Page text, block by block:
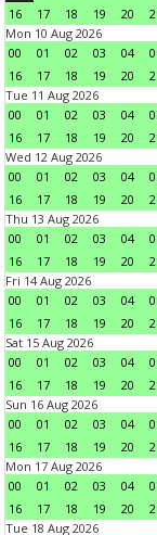
16
17 18 19 20
Mon 10 Aug 2026
00
01 02 03 04
16
17 18 19 20
Tue 11 Aug 2026
00
01 02 03 04
16
17 18 19 20
Wed 12 Aug 2026
00
01 02 03 04
16
17 18 19 20
Thu 13 Aug 2026
00
01 02 03 04
16
17 18 19 20
Fri 14 Aug 2026
00
01 02 03 04
16
17 18 19 20
Sat 15 Aug 2026
00
01 02 03 04
16
17 18 19 20
Sun 16 Aug 2026
00
01 02 03 04
16
17 18 19 20
Mon 17 Aug 2026
00
01 02 03 04
16
17 18 19 20
Tue 18 Aug 2026